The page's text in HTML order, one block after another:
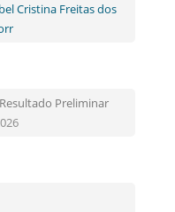
Cristina Freitas dos
Preliminar